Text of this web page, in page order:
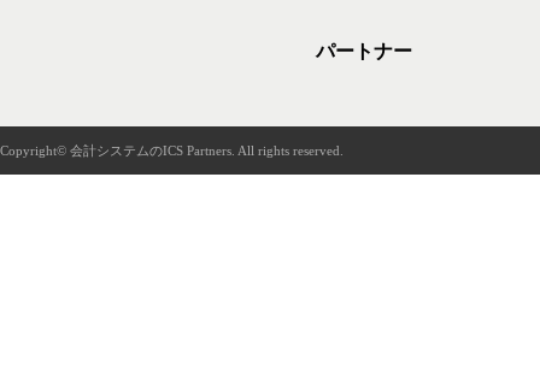
パートナー
Copyright© 会計システムのICS Partners. All rights reserved.